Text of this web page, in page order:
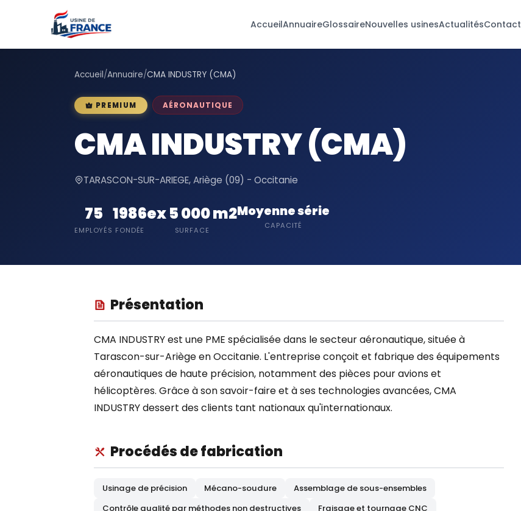
AccueilAnnuaireGlossaireNouvelles usinesActualitésContact
Accueil/Annuaire/CMA INDUSTRY (CMA)
PREMIUM AÉRONAUTIQUE
CMA INDUSTRY (CMA)
TARASCON-SUR-ARIEGE, Ariège (09) - Occitanie
75
EMPLOYÉS
1986
FONDÉE
ex 5 000 m2
SURFACE
Moyenne série
CAPACITÉ
Présentation
CMA INDUSTRY est une PME spécialisée dans le secteur aéronautique, située à
Tarascon-sur-Ariège en Occitanie. L'entreprise conçoit et fabrique des équipements
aéronautiques de haute précision, notamment des pièces pour avions et
hélicoptères. Grâce à son savoir-faire et à ses technologies avancées, CMA
INDUSTRY dessert des clients tant nationaux qu'internationaux.
Procédés de fabrication
Usinage de précision Mécano-soudure
Assemblage de sous-ensembles
Contrôle qualité par méthodes non destructives
Fraisage et tournage CNC